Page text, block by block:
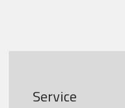
Service